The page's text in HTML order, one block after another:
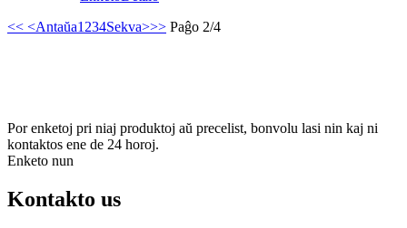
<< <Antaŭa1 234Sekva>>> Paĝo 2/4
Por enketoj pri niaj produktoj aŭ precelist, bonvolu lasi nin kaj ni
kontaktos ene de 24 horoj.
Enketo nun
Kontakto us